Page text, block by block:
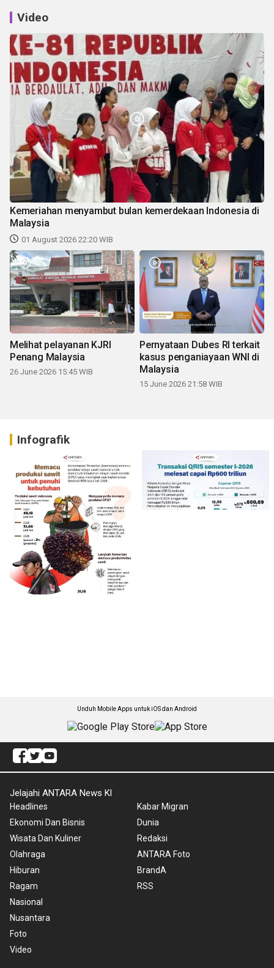
Video
Kemeriahan menyambut bulan kemerdekaan Indonesia di
Malaysia
01 August 2026 22:20 WIB
Melihat pelayanan KJRI
Penang Malaysia
26 June 2026 15:45 WIB
Pernyataan Dubes RI terkait
kasus penganiayaan WNI di
Malaysia
15 June 2026 21:58 WIB
Infografik
Unduh Mobile Apps untuk iOS dan Android
Jelajahi ANTARA News Kl
Headlines
Ekonomi Dan Bisnis
Wisata Dan Kuliner
Olahraga
Hiburan
Ragam
Nasional
Nusantara
Foto
Video
Kabar Migran
Dunia
Redaksi
ANTARA Foto
BrandA
RSS